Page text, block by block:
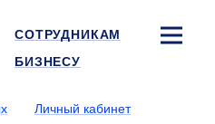
СОТРУДНИКАМ
БИЗНЕСУ
Личный кабинет